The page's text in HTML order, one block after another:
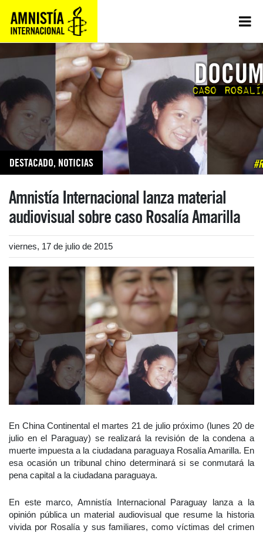
DESTACADO, NOTICIAS
Amnistía Internacional lanza material
audiovisual sobre caso Rosalía Amarilla
viernes, 17 de julio de 2015
En China Continental el martes 21 de julio próximo (lunes 20 de
julio en el Paraguay) se realizará la revisión de la condena a
muerte impuesta a la ciudadana paraguaya Rosalía Amarilla. En
esa ocasión un tribunal chino determinará si se conmutará la
pena capital a la ciudadana paraguaya.
En este marco, Amnistía Internacional Paraguay lanza a la
opinión pública un material audiovisual que resume la historia
vivida por Rosalía y sus familiares, como víctimas del crimen